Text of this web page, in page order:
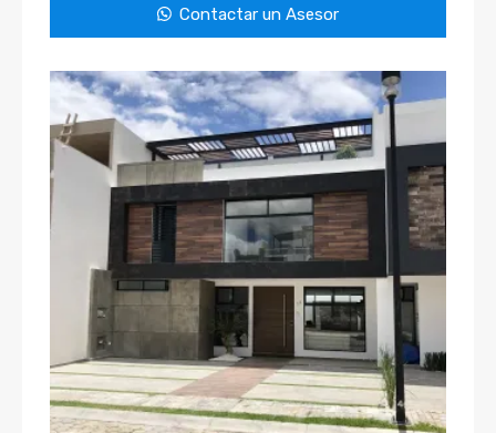
Contactar un Asesor